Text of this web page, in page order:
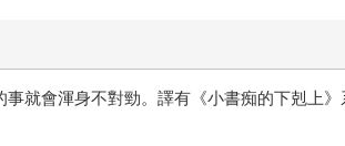
就會渾身不對勁。譯有《小書痴的下剋上